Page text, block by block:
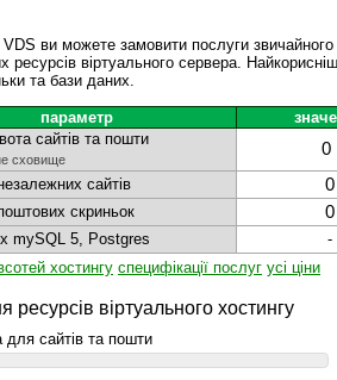
ви можете замовити послуги
ресурсів віртуального сервера.
та бази даних.
параметр
сайтів та пошти
сховище
0
сайтів
0
скриньок 0
mySQL 5, Postgres
-
хостингу специфікації послуг усі ціни
ресурсів віртуального хостингу
для сайтів та пошти